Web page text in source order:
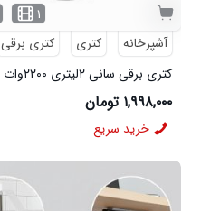
۱
آشپزخانه
کتری
کتری برقی
کتری برقی سانی ۲لیتری ۲۲۰۰وات
۱,۹۹۸,۰۰۰ تومان
خرید سریع